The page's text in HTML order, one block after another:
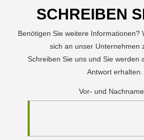
SCHREIBEN
Benötigen Sie weitere Informationen?
sich an unser Unternehmen
Schreiben Sie uns und Sie werden
Antwort erhalten.
Vor- und Nachname